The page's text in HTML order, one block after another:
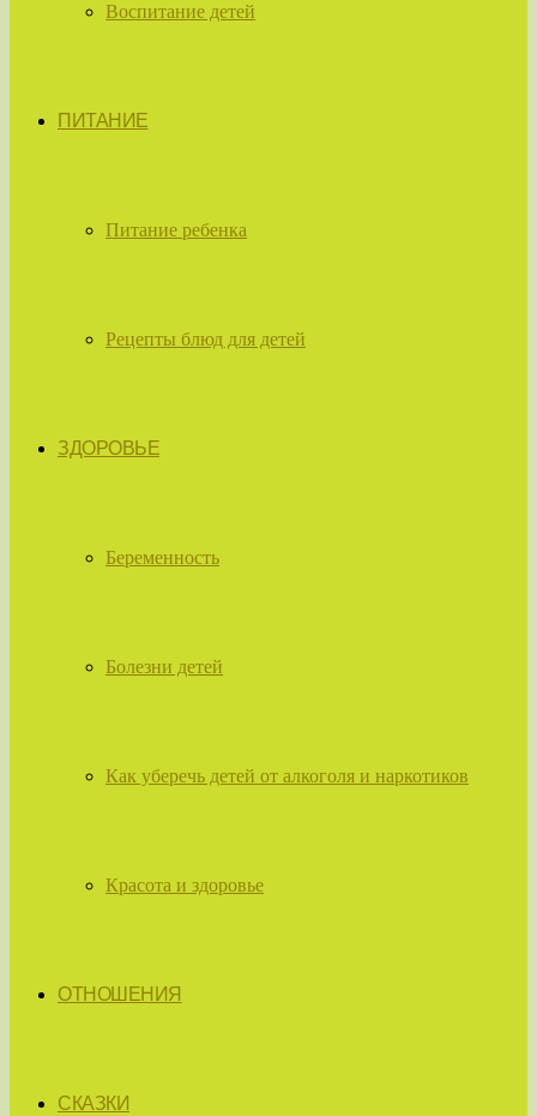
Воспитание детей
ПИТАНИЕ
Питание ребенка
Рецепты блюд для детей
ЗДОРОВЬЕ
Беременность
Болезни детей
Как уберечь детей от алкоголя и наркотиков
Красота и здоровье
ОТНОШЕНИЯ
СКАЗКИ